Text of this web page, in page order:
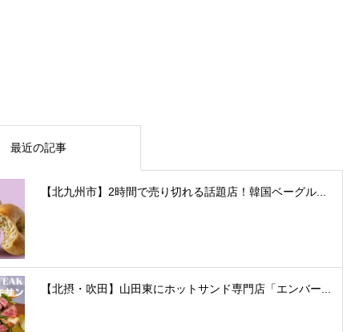
最近の記事
【北九州市】2時間で売り切れる話題店！韓国ベーグル...
【北摂・吹田】山田東にホットサンド専門店「エンバー...